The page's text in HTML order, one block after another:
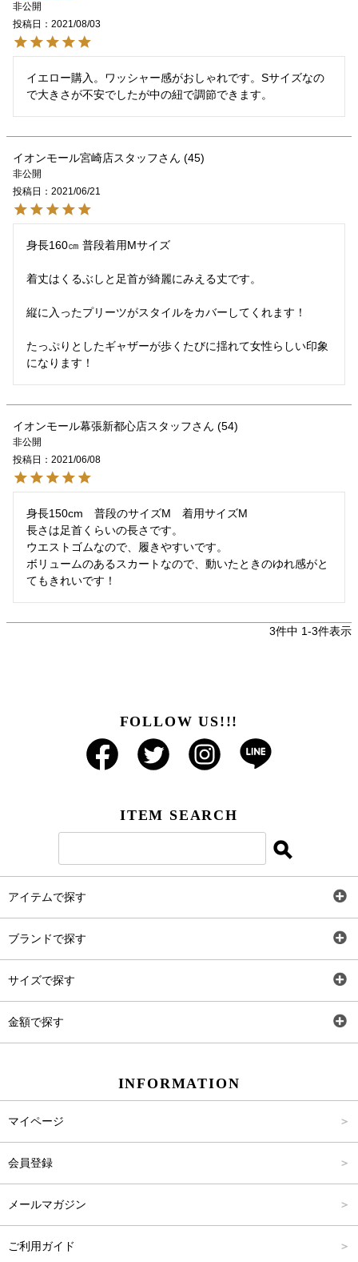
非公開
投稿日
2021/08/03
イエロー購入。ワッシャー感がおしゃれです。Sサイズなの
で大きさが不安でしたが中の紐で調節できます。
イオンモール宮崎店スタッフ 45
非公開
投稿日
2021/06/21
身長160㎝ 普段着用Mサイズ
着丈はくるぶしと足首が綺麗にみえる丈です。
縦に入ったプリーツがスタイルをカバーしてくれます！
たっぷりとしたギャザーが歩くたびに揺れて女性らしい印象
になります！
イオンモール幕張新都心店スタッフ 54
非公開
投稿日
2021/06/08
身長150cm　普段のサイズM　着用サイズM
長さは足首くらいの長さです。
ウエストゴムなので、履きやすいです。
ボリュームのあるスカートなので、動いたときのゆれ感がと
てもきれいです！
3件中 1-3件表示
FOLLOW US!!!
ITEM SEARCH
アイテムで探す
ブランドで探す
サイズで探す
金額で探す
INFORMATION
マイページ
会員登録
メールマガジン
ご利用ガイド